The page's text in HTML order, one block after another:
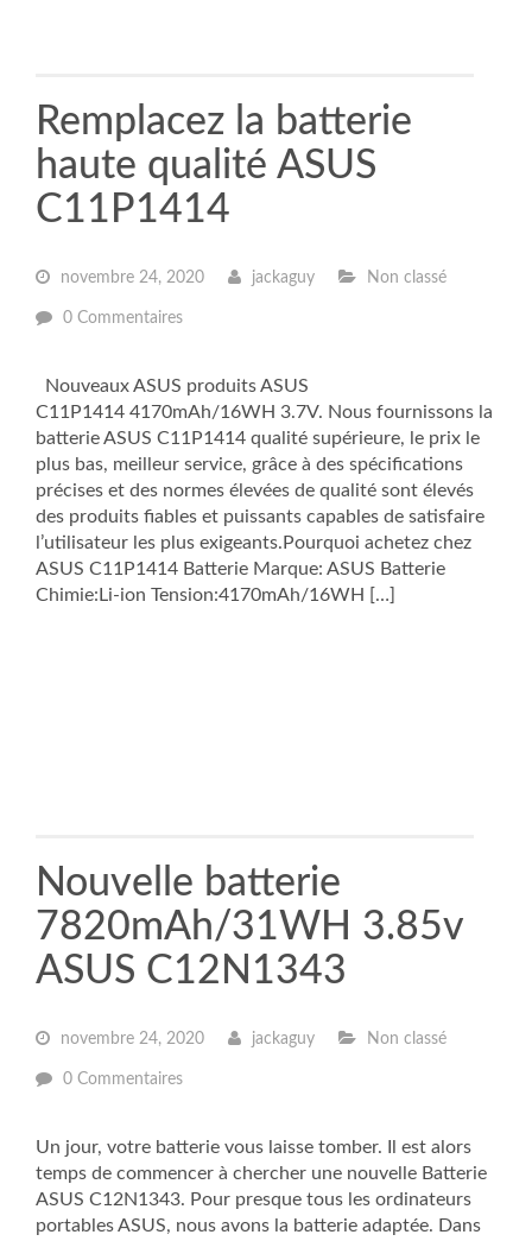
Remplacez la batterie
haute qualité ASUS
C11P1414
novembre 24, 2020 jackaguy Non classé
0 Commentaires
Nouveaux ASUS produits ASUS
C11P1414 4170mAh/16WH 3.7V. Nous fournissons la
batterie ASUS C11P1414 qualité supérieure, le prix le
plus bas, meilleur service, grâce à des spécifications
précises et des normes élevées de qualité sont élevés
des produits fiables et puissants capables de satisfaire
l’utilisateur les plus exigeants.Pourquoi achetez chez
ASUS C11P1414 Batterie Marque: ASUS Batterie
Chimie:Li-ion Tension:4170mAh/16WH […]
Nouvelle batterie
7820mAh/31WH 3.85v
ASUS C12N1343
novembre 24, 2020 jackaguy Non classé
0 Commentaires
Un jour, votre batterie vous laisse tomber. Il est alors
temps de commencer à chercher une nouvelle Batterie
ASUS C12N1343. Pour presque tous les ordinateurs
portables ASUS, nous avons la batterie adaptée. Dans